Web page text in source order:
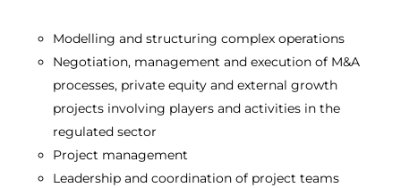
Modelling and structuring complex operations
Negotiation, management and execution of M&A
processes, private equity and external growth
projects involving players and activities in the
regulated sector
Project management
Leadership and coordination of project teams